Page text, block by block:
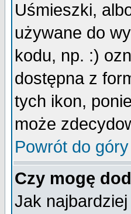
Uśmieszki,
używane do
kodu, np. :)
dostępna z
tych ikon,
może
Powrót do góry
Czy mogę
Jak